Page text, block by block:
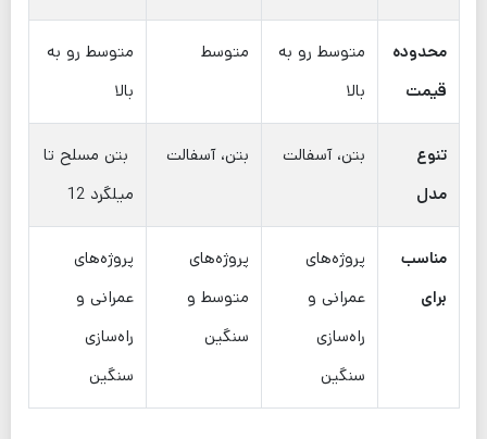
محدوده
قیمت
متوسط رو به
بالا
متوسط
متوسط رو به
بالا
تنوع
مدل
بتن، آسفالت بتن، آسفالت
بتن مسلح تا
میلگرد 12
مناسب
برای
پروژه‌های
عمرانی و
راه‌سازی
سنگین
پروژه‌های
متوسط و
سنگین
پروژه‌های
عمرانی و
راه‌سازی
سنگین